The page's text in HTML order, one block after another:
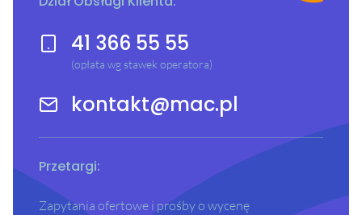
41 366 55 55
(opłata wg stawek operatora)
kontakt@mac.pl
Przetargi:
Zapytania ofertowe i prośby o wycenę